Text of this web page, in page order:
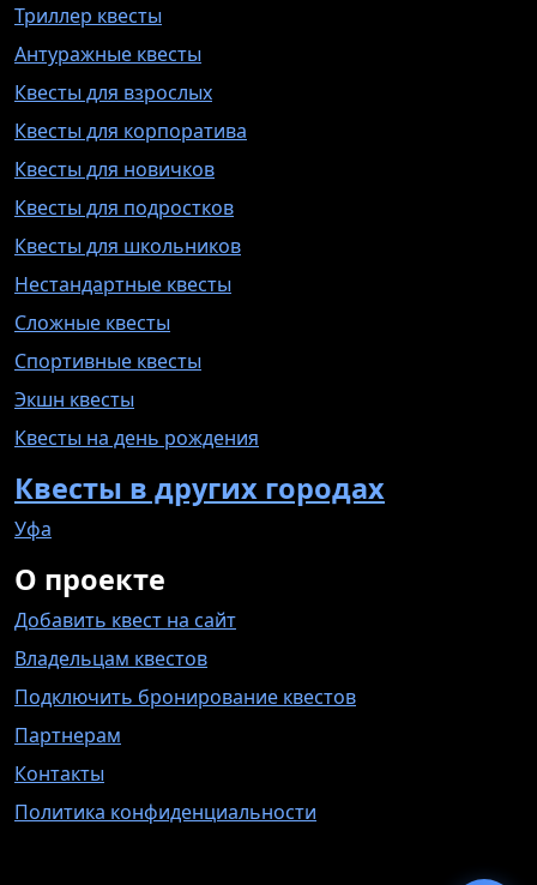
Триллер квесты
Антуражные квесты
Квесты для взрослых
Квесты для корпоратива
Квесты для новичков
Квесты для подростков
Квесты для школьников
Нестандартные квесты
Сложные квесты
Спортивные квесты
Экшн квесты
Квесты на день рождения
Квесты в других городах
Уфа
О проекте
Добавить квест на сайт
Владельцам квестов
Подключить бронирование квестов
Партнерам
Контакты
Политика конфиденциальности